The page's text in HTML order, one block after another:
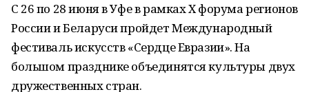
С 26 по 28 июня в Уфе в рамках Х форума регионов
России и Беларуси пройдет Международный
фестиваль искусств «Сердце Евразии». На
большом празднике объединятся культуры двух
дружественных стран.